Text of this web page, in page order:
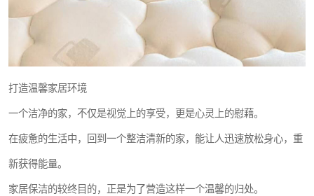
打造温馨家居环境
一个洁净的家，不仅是视觉上的享受，更是心灵上的慰藉。
在疲惫的生活中，回到一个整洁清新的家，能让人迅速放松身心，重
新获得能量。
家居保洁的较终目的，正是为了营造这样一个温馨的归处。